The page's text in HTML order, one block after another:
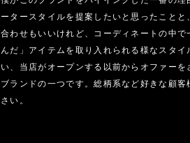
ータースタイルを提案したいと思ったこと
合わせもいいけれど、コーディネートの中で
んだ」アイテムを取り入れられる様なスタイ
い、当店がオープンする以前からオファーを
ブランドの一つです。総柄系など好きな顧客
さい。